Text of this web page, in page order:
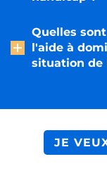
Quelles
l'aide à
situation de
JE